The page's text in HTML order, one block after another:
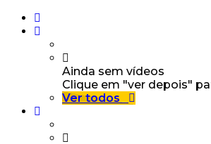
Ainda sem vídeos
Clique em "ver depois"
Ver todos